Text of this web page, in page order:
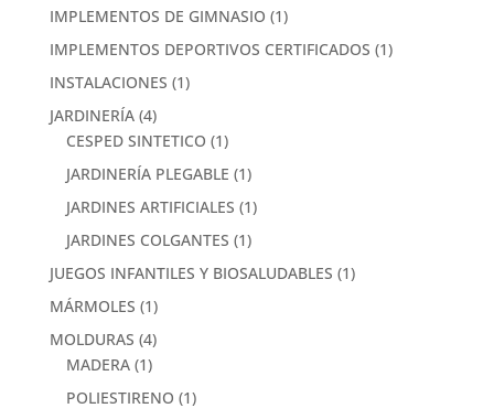
IMPLEMENTOS DE GIMNASIO (1)
IMPLEMENTOS DEPORTIVOS CERTIFICADOS (1)
INSTALACIONES (1)
JARDINERÍA (4)
CESPED SINTETICO (1)
JARDINERÍA PLEGABLE (1)
JARDINES ARTIFICIALES (1)
JARDINES COLGANTES (1)
JUEGOS INFANTILES Y BIOSALUDABLES (1)
MÁRMOLES (1)
MOLDURAS (4)
MADERA (1)
POLIESTIRENO (1)